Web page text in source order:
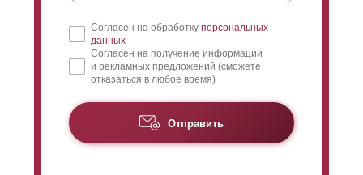
Согласен на обработку персональных
данных
Согласен на получение информации
и рекламных предложений (сможете
отказаться в любое время)
Отправить